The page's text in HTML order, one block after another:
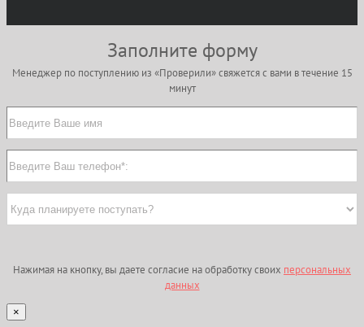
Заполните форму
Менеджер по поступлению из «Проверили» свяжется с вами в течение 15
минут
Нажимая на кнопку, вы даете согласие на обработку своих персональных
данных
×